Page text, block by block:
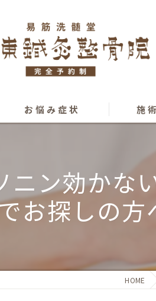
お悩み症状
膝痛･股関節痛
腰痛
ぎっくり腰
頭痛
施
カッピ
カイロプ
オステオ
はり･き
柔道整
ニン効か
お探しの
HOME